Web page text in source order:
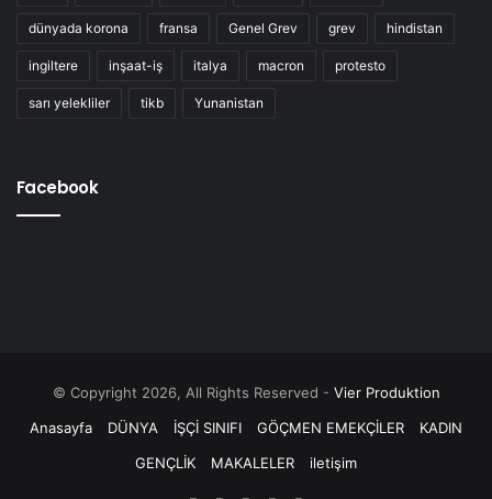
dünyada korona fransa Genel Grev grev hindistan
ingiltere inşaat-iş italya macron protesto
sarı yelekliler tikb Yunanistan
Facebook
© Copyright 2026, All Rights Reserved - Vier Produktion
Anasayfa
DÜNYA İŞÇİ SINIFI GÖÇMEN EMEKÇİLER
KADIN
GENÇLİK
MAKALELER iletişim